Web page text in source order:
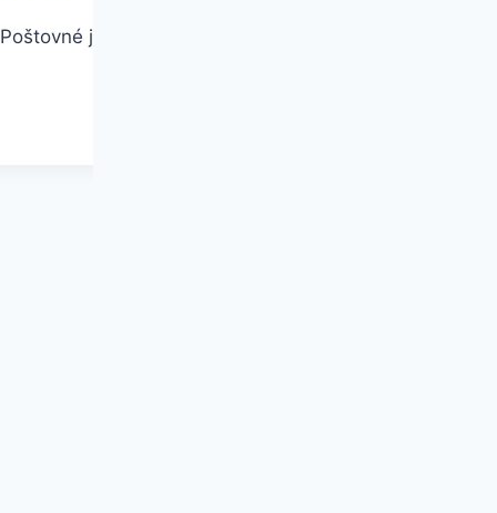
již od 69 Kč u objednávek nad 1499 Kč